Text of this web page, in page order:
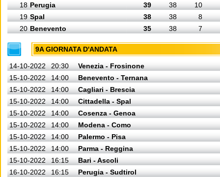
18 Perugia 39 38
10
19 Spal 38 38
8
20 Benevento 35 38 7
9A GIORNATA D'ANDATA
14-10-2022 20:30
Venezia - Frosinone
15-10-2022
14:00
Benevento - Ternana
15-10-2022
14:00
Cagliari - Brescia
15-10-2022
14:00
Cittadella - Spal
15-10-2022
14:00
Cosenza - Genoa
15-10-2022
14:00
Modena - Como
15-10-2022
14:00
Palermo - Pisa
15-10-2022
14:00
Parma - Reggina
15-10-2022
16:15
Bari - Ascoli
16-10-2022
16:15 Perugia - Sudtirol